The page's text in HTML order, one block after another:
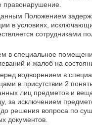
правонарушение.
Положением
в условиях,
сотрудниками
в специальное
и жалоб на
водворением в
в присутствии 2
лиц предметов и
за исключением
решения вопроса по
документов.